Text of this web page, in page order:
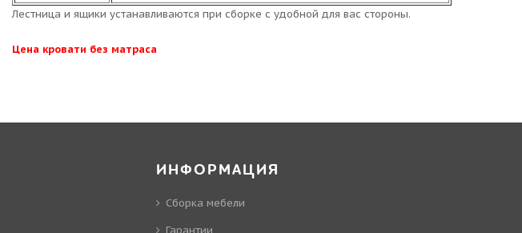
Лестница и ящики устанавливаются при сборке с удобной для вас стороны.
Цена кровати без матраса
ИНФОРМАЦИЯ
Сборка мебели
Гарантии